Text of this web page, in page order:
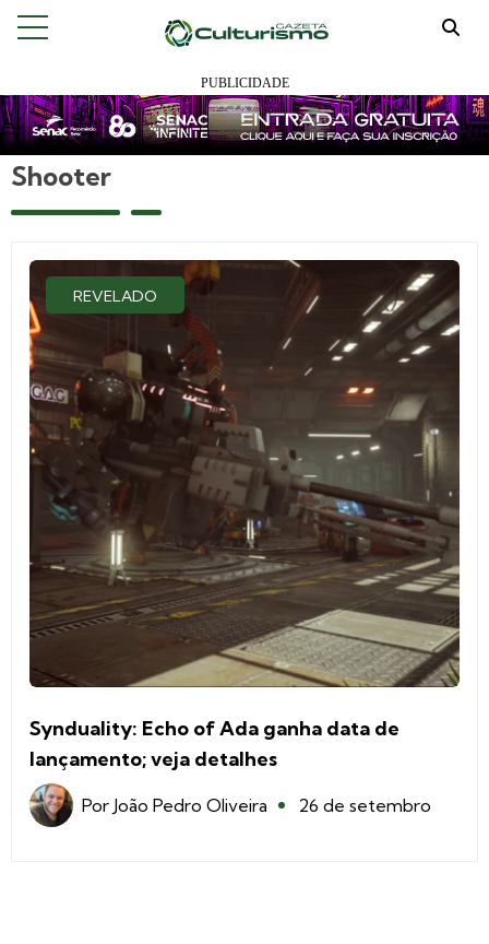
Shooter
REVELADO
Synduality: Echo of Ada ganha data de
lançamento; veja detalhes
Por João Pedro Oliveira 26 de setembro